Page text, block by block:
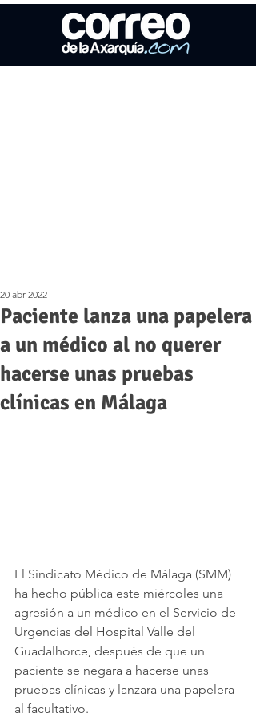
Paciente lanza una papelera
a un médico al no querer
hacerse unas pruebas
clínicas en Málaga
20 abr 2022
El Sindicato Médico de Málaga (SMM)
ha hecho pública este miércoles una
agresión a un médico en el Servicio de
Urgencias del Hospital Valle del
Guadalhorce, después de que un
paciente se negara a hacerse unas
pruebas clínicas y lanzara una papelera
al facultativo.